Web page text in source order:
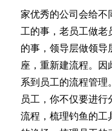
家优秀的公司会给不
工的事，老员工做
的事，领导层做领导
座，重新建流程。
系到员工的流程管理
员工，你不仅要进
流程，梳理钓鱼的工